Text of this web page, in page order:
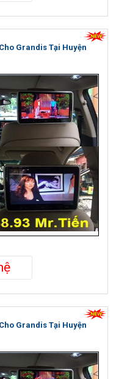
Grandis Tại Huyện
Grandis Tại Huyện